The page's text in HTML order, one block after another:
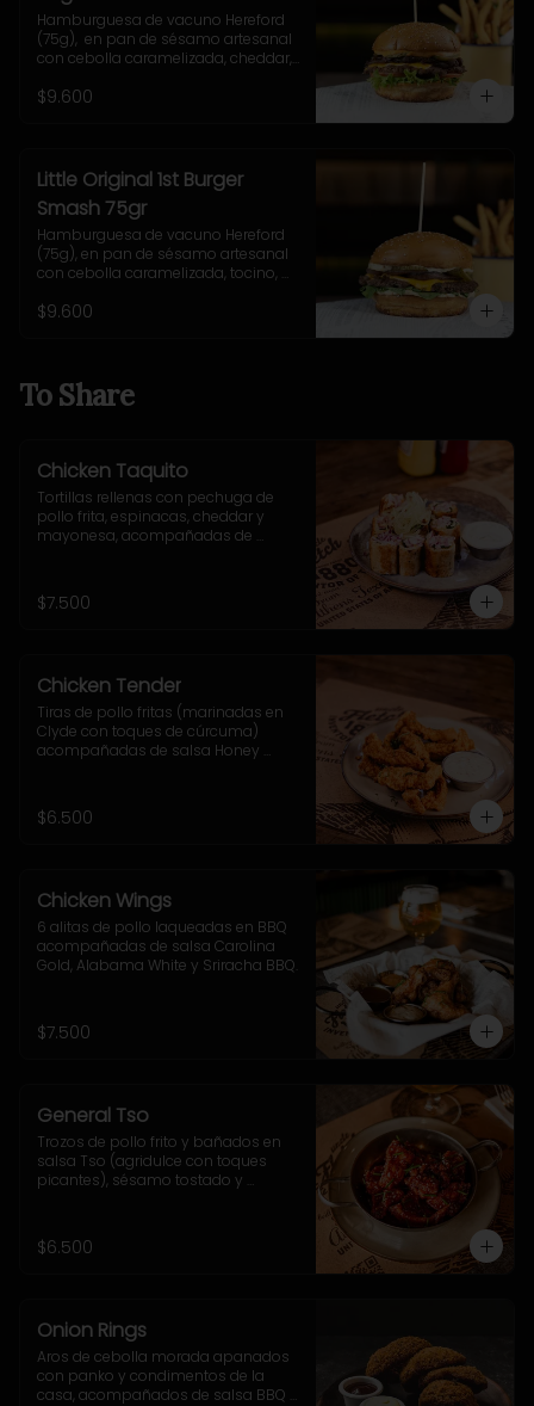
Hamburguesa de vacuno Hereford
(75g),  en pan de sésamo artesanal
con cebolla caramelizada, cheddar,
York. Incluye papas fritas rústicas.
$9.600
Little Original 1st Burger
Smash 75gr
Hamburguesa de vacuno Hereford
(75g), en pan de sésamo artesanal
con cebolla caramelizada, tocino,
casera Uncle Fletch. Incluye papas
$9.600
To Share
Chicken Taquito
Tortillas rellenas con pechuga de
pollo frita, espinacas, cheddar y
mayonesa, acompañadas de
$7.500
Chicken Tender
Tiras de pollo fritas (marinadas en
Clyde con toques de cúrcuma)
acompañadas de salsa Honey
$6.500
Chicken Wings
6 alitas de pollo laqueadas en BBQ
acompañadas de salsa Carolina
Gold, Alabama White y Sriracha BBQ.
$7.500
General Tso
Trozos de pollo frito y bañados en
salsa Tso (agridulce con toques
picantes), sésamo tostado y
$6.500
Onion Rings
Aros de cebolla morada apanados
con panko y condimentos de la
casa, acompañados de salsa BBQ y